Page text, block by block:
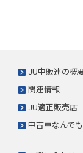
JU中販連の概
関連情報
JU適正販売店
中古車なんで